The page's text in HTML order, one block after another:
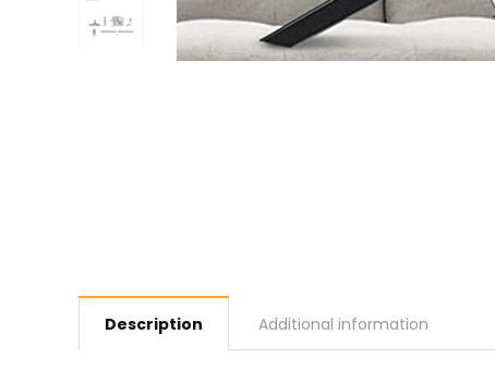
Description Additional information